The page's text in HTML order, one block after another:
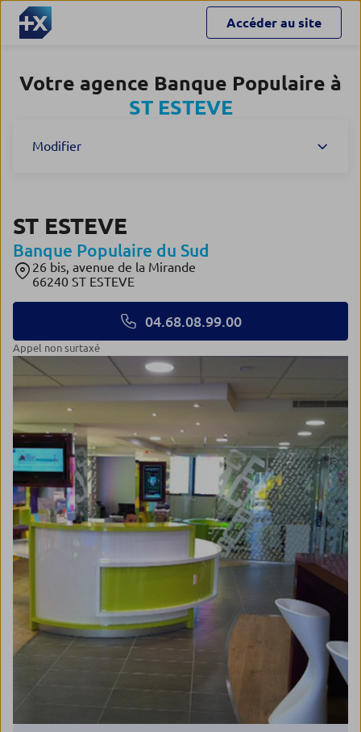
Accéder au site
Votre agence Banque Populaire à
ST ESTEVE
Modifier
ST ESTEVE
Banque Populaire du Sud
26 bis, avenue de la Mirande
66240 ST ESTEVE
04.68.08.99.00
Appel non surtaxé